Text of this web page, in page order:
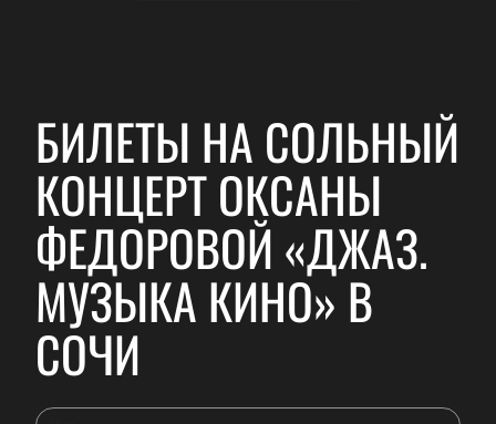
БИЛЕТЫ НА СОЛЬНЫЙ
КОНЦЕРТ ОКСАНЫ
ФЕДОРОВОЙ «ДЖАЗ.
МУЗЫКА КИНО» В
СОЧИ